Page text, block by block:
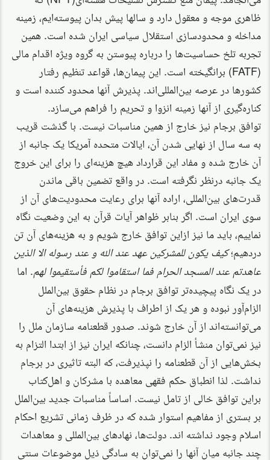
ظاهری موجه و معقول دارد و سالها پیش بدان پیوسته‌ایم، زمینه
مداخله و محدودسازی استقلال سیاسی ایران شده است. همین
تجربه تلخ حساسیت‌ها را درباره پیوستن به گروه ویژه اقدام مالی
(FATF) برانگیخته است. این پیمان‌ها، قواعد تنظیم رفتار
کشورها در عرصه بین‌المللی‌اند. پذیرش آنها محدود کننده است و
کناره‌گیری از آنها زمینه انزوا و تحریم را فراهم می‌سازد.
توافق برجام نیز خارج از همین مناسبات نیست. با گذشت قریب
به سه سال از نهایی شدن آن، ایالات متحده آمریکا یک جانبه از
آن خارج شده و مفاد این قرارداد هیچ هزینه‌ای را برای این خروج
یک جانبه درنظر نگرفته است. در واقع تضمین باقی ماندن
قدرت‌های بین‌المللی، اراده آنها برای رعایت محدودیت‌های آن از
سوی ایران است. اگر بنابر ظواهر آیات قرآن به این وضعیت نگاه
نماییم، باید ما نیز ازاین توافق خارج شویم و به هزینه‌های آن تن
دردهیم؛کیف یکون للمشرکین عهد عند الله و عند رسوله الا الذین
عاهدتم عند المسجد الحرام فما استقاموا لکم فأستقیموا لهم. اما
در یک نگاه پیچیده‌تر توافق برجام در نظام حقوق بین‌الملل
الزام‌آور نبوده و هر یک از اطراف با پذیرش هزینه‌های آن
می‌توانسته‌اند از آن خارج شوند. صدور قطعنامه سازمان ملل را
نیز نمی‌توان منشأ الزام دانست، چنانکه ایران نیز از ابتدا التزام به
بخش‌هایی از آن قطعنامه را نپذیرفت، که البته تاثیری در برجام
نداشت. لذا انطباق حکم فقهی معاهده با مشرکان و اهل‌کتاب
براین توافق خالی از تامل نیست. اساساً مناسبات جدید بین‌الملل
بر بستری از مفاهیم استوار شده که در ظرف زمانی تشریع احکام
اسلام وجود نداشته اند. دولت‌ها، نهادهای بین‌المللی و معاهدات
چند جانبه میان آنها را نمی‌توان به سادگی ذیل موضوعات سنتی